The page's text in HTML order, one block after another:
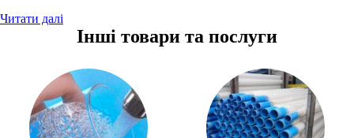
Читати далі
Інші товари та послуги